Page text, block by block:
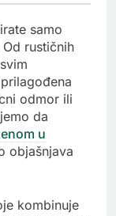
samo
rustičnih
odmor ili
da
u
objašnjava
kombinuje